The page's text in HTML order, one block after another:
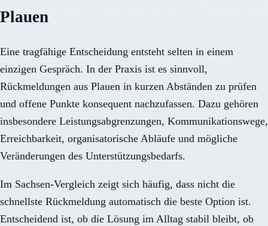
Plauen
Eine tragfähige Entscheidung entsteht selten in einem
einzigen Gespräch. In der Praxis ist es sinnvoll,
Rückmeldungen aus Plauen in kurzen Abständen zu prüfen
und offene Punkte konsequent nachzufassen. Dazu gehören
insbesondere Leistungsabgrenzungen, Kommunikationswege,
Erreichbarkeit, organisatorische Abläufe und mögliche
Veränderungen des Unterstützungsbedarfs.
Im Sachsen-Vergleich zeigt sich häufig, dass nicht die
schnellste Rückmeldung automatisch die beste Option ist.
Entscheidend ist, ob die Lösung im Alltag stabil bleibt, ob